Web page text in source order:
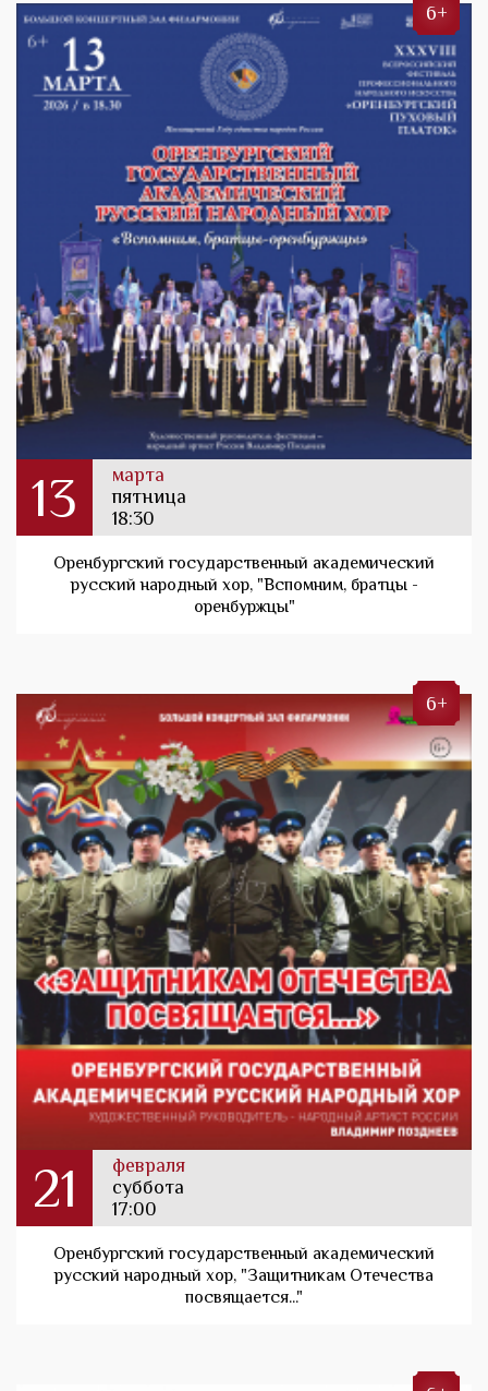
6+
13
марта
пятница
18:30
Оренбургский государственный академический
русский народный хор, "Вспомним, братцы -
оренбуржцы"
6+
21
февраля
суббота
17:00
Оренбургский государственный академический
русский народный хор, "Защитникам Отечества
посвящается..."